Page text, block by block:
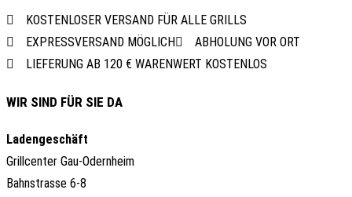
KOSTENLOSER VERSAND FÜR ALLE GRILLS
EXPRESSVERSAND MÖGLICH
ABHOLUNG VOR ORT
LIEFERUNG AB 120 € WARENWERT KOSTENLOS
WIR SIND FÜR SIE DA
Ladengeschäft
Grillcenter Gau-Odernheim
Bahnstrasse 6-8